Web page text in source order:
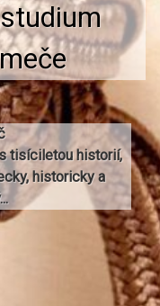
tisíciletou historií,
historicky a